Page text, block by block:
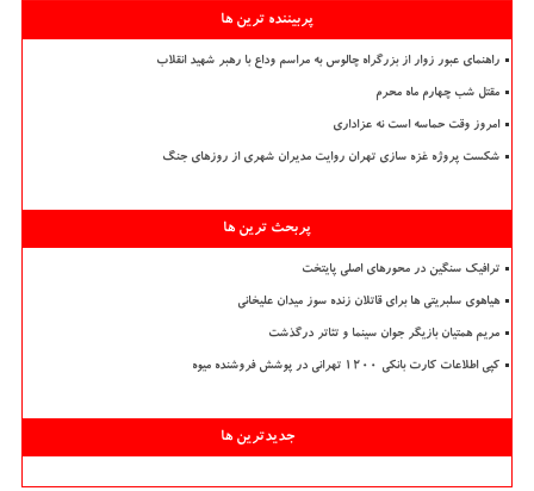
پربیننده ترین ها
راهنمای عبور زوار از بزرگراه چالوس به مراسم وداع با رهبر شهید انقلاب
مقتل شب چهارم ماه محرم
امروز وقت حماسه است نه عزاداری
شکست پروژه غزه سازی تهران روایت مدیران شهری از روزهای جنگ
پربحث ترین ها
ترافیک سنگین در محورهای اصلی پایتخت
هیاهوی سلبریتی ها برای قاتلان زنده سوز میدان علیخانی
مریم همتیان بازیگر جوان سینما و تئاتر درگذشت
کپی اطلاعات کارت بانکی ۱۲۰۰ تهرانی در پوشش فروشنده میوه
جدیدترین ها